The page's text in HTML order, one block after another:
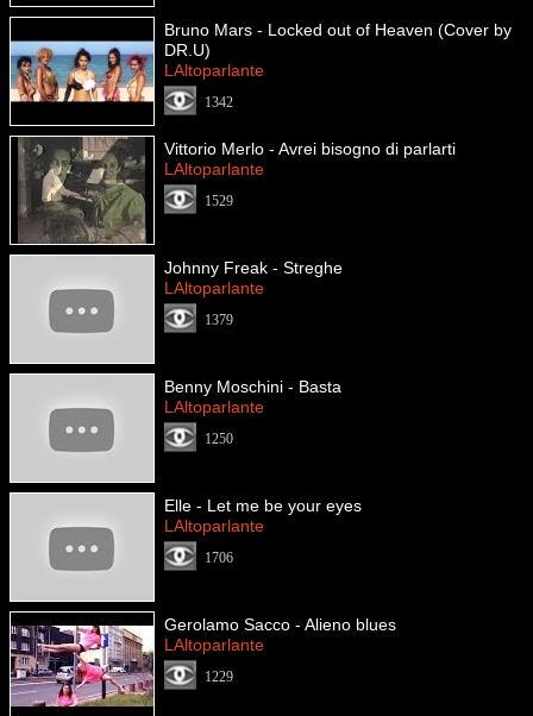
Bruno Mars - Locked out of Heaven (Cover by
DR.U)
LAltoparlante
1342
Vittorio Merlo - Avrei bisogno di parlarti
LAltoparlante
1529
Johnny Freak - Streghe
LAltoparlante
1379
Benny Moschini - Basta
LAltoparlante
1250
Elle - Let me be your eyes
LAltoparlante
1706
Gerolamo Sacco - Alieno blues
LAltoparlante
1229